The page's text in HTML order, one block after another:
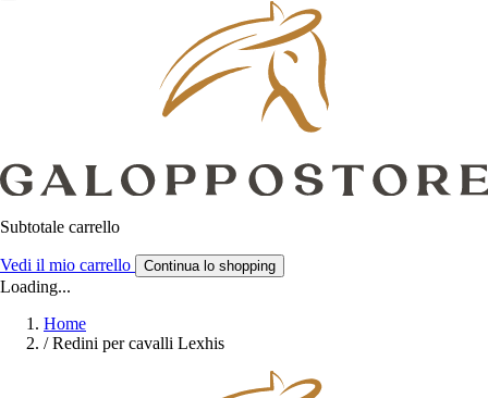
Subtotale carrello
Vedi il mio carrello Continua lo shopping
Loading...
Home
/ Redini per cavalli Lexhis